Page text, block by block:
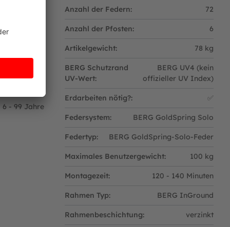
kannst.
versehen ist.
6 - 99 Jahre
Anzahl der Federn: 72
Anzahl der Pfosten: 6
Artikelgewicht: 78 kg
BERG Schutzrand
UV-Wert:
BERG UV4 (kein
offizieller UV Index)
Erdarbeiten nötig?: ✅
Federsystem: BERG GoldSpring Solo
Federtyp: BERG GoldSpring-Solo-Feder
Maximales Benutzergewicht: 100 kg
Montagezeit: 120 - 140 Minuten
Rahmen Typ: BERG InGround
Rahmenbeschichtung: verzinkt